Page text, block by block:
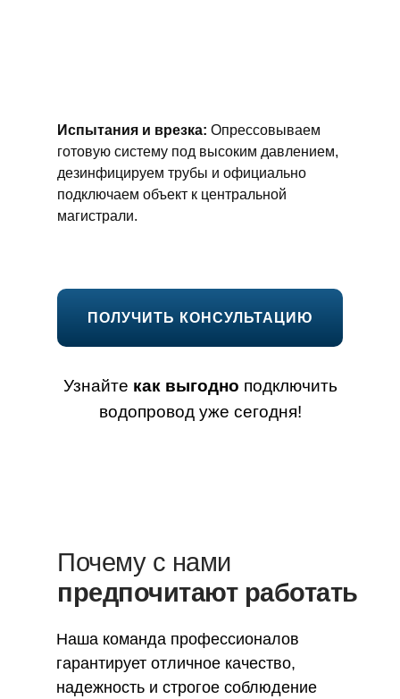
Узнайте как выгодно подключить
водопровод уже сегодня!
ПОЛУЧИТЬ КОНСУЛЬТАЦИЮ
Испытания и врезка: Опрессовываем
готовую систему под высоким давлением,
дезинфицируем трубы и официально
подключаем объект к центральной
магистрали.
Почему с нами
предпочитают работать
Наша команда профессионалов
гарантирует отличное качество,
надежность и строгое соблюдение